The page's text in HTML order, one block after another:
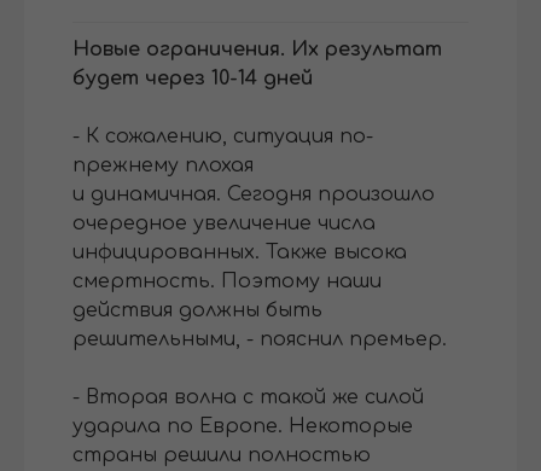
Новые ограничения. Их результат
будет через 10-14 дней
- К сожалению, ситуация по-
прежнему плохая
и динамичная. Сегодня произошло
очередное увеличение числа
инфицированных. Также высока
смертность. Поэтому наши
действия должны быть
решительными, - пояснил премьер.
- Вторая волна с такой же силой
ударила по Европе. Некоторые
страны решили полностью